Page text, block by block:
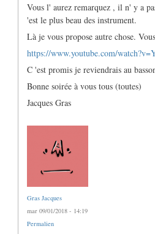
Vous l' aurez remarquez , il n' y a
'est le plus beau des instrument.
Là je vous propose autre chose.
https://www.youtube.com/
C 'est promis je reviendrais au
Bonne soirée à vous tous (toutes)
Jacques Gras
Gras Jacques
mar 09/01/2018 - 14:19
Permalien